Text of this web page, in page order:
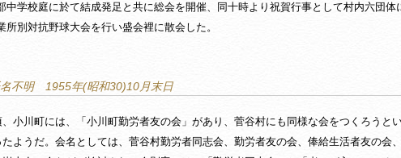
中学校庭に於て結成発足と共に総会を開催、同十時より祝賀行事として村内六団体
所別対抗野球大会を行い盛会裡に散会した。
不明 1955年(昭和30)10月末日
小川町には、「小川町勤労者友の会」があり、菅谷村にも同様な会をつくろうと
ようだ。会名としては、菅谷村勤労者同志会、勤労者友の会、俸給生活者友の会